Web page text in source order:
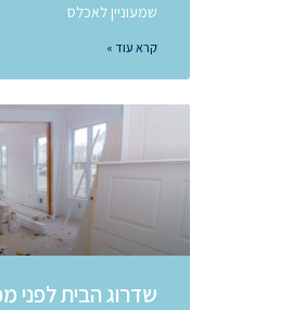
שמעוניין לאכלס
קרא עוד »